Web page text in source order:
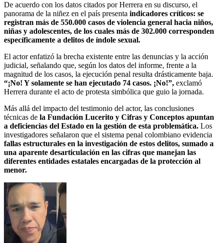
De acuerdo con los datos citados por Herrera en su discurso, el
panorama de la niñez en el país presenta indicadores críticos: se
registran más de 550.000 casos de violencia general hacia niños,
niñas y adolescentes, de los cuales más de 302.000 corresponden
específicamente a delitos de índole sexual.
El actor enfatizó la brecha existente entre las denuncias y la acción
judicial, señalando que, según los datos del informe, frente a la
magnitud de los casos, la ejecución penal resulta drásticamente baja.
“¡No! Y solamente se han ejecutado 74 casos. ¡No!”, exclamó
Herrera durante el acto de protesta simbólica que guio la jornada.
Más allá del impacto del testimonio del actor, las conclusiones
técnicas de la Fundación Lucerito y Cifras y Conceptos apuntan
a deficiencias del Estado en la gestión de esta problemática. Los
investigadores señalaron que el sistema penal colombiano evidencia
fallas estructurales en la investigación de estos delitos, sumado a
una aparente desarticulación en las cifras que manejan las
diferentes entidades estatales encargadas de la protección al
menor.